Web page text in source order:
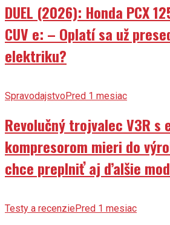
DUEL (2026): Honda PCX
CUV e: – Oplatí sa už
elektriku?
SpravodajstvoPred 1 mesiac
Revolučný trojvalec V3R s
kompresorom mieri do
chce preplniť aj ďalšie
Testy a recenziePred 1 mesiac